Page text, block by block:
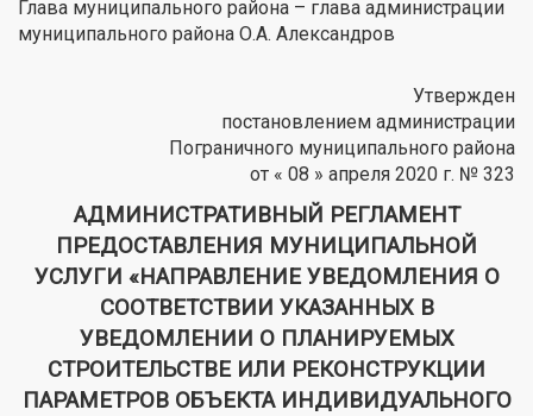
Глава муниципального района – глава администрации
муниципального района О.А. Александров
Утвержден
постановлением администрации
Пограничного муниципального района
от « 08 » апреля 2020 г. № 323
АДМИНИСТРАТИВНЫЙ РЕГЛАМЕНТ
ПРЕДОСТАВЛЕНИЯ МУНИЦИПАЛЬНОЙ
УСЛУГИ «НАПРАВЛЕНИЕ УВЕДОМЛЕНИЯ О
СООТВЕТСТВИИ УКАЗАННЫХ В
УВЕДОМЛЕНИИ О ПЛАНИРУЕМЫХ
СТРОИТЕЛЬСТВЕ ИЛИ РЕКОНСТРУКЦИИ
ПАРАМЕТРОВ ОБЪЕКТА ИНДИВИДУАЛЬНОГО